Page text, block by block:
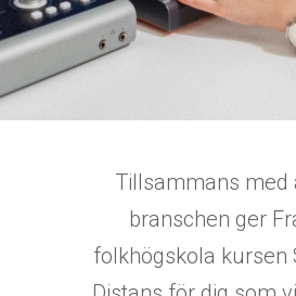
Tillsammans med
branschen ger
folkhögskola kursen